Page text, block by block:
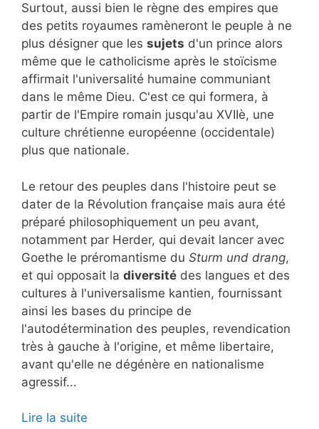
Surtout, aussi bien le règne des empires que
des petits royaumes ramèneront le peuple à ne
plus désigner que les sujets d'un prince alors
même que le catholicisme après le stoïcisme
affirmait l'universalité humaine communiant
dans le même Dieu. C'est ce qui formera, à
partir de l'Empire romain jusqu'au XVIIè, une
culture chrétienne européenne (occidentale)
plus que nationale.
Le retour des peuples dans l'histoire peut se
dater de la Révolution française mais aura été
préparé philosophiquement un peu avant,
notamment par Herder, qui devait lancer avec
Goethe le préromantisme du Sturm und drang,
et qui opposait la diversité des langues et des
cultures à l'universalisme kantien, fournissant
ainsi les bases du principe de
l'autodétermination des peuples, revendication
très à gauche à l'origine, et même libertaire,
avant qu'elle ne dégénère en nationalisme
agressif...
Lire la suite